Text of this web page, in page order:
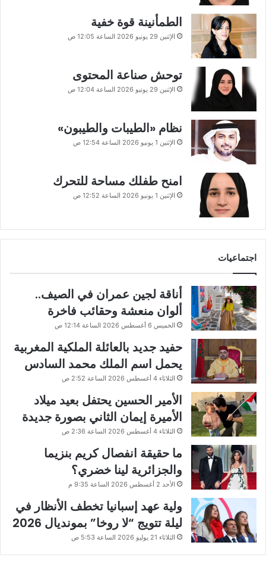
الطمأنينة قوة خفية
الإثنين 29 يونيو 2026 الساعة 12:05 ص
توحش صناعة المحتوى
الإثنين 29 يونيو 2026 الساعة 12:04 ص
نظام «الطيبات والطيبون»
الإثنين 1 يونيو 2026 الساعة 12:54 ص
امنح طفلك مساحة للتحرك
الإثنين 1 يونيو 2026 الساعة 12:52 ص
اجتماعيات
أناقة لجين عمران في الصيف..
ألوان منعشة وحقائب فاخرة
الخميس 6 أغسطس 2026 الساعة 12:14 ص
حفيد جديد بالعائلة الملكية المغربية
يحمل اسم الملك محمد السادس
الثلاثاء 4 أغسطس 2026 الساعة 2:52 ص
الأمير الحسين يحتفل بعيد ميلاد
الأميرة إيمان الثاني بصورة جديدة
الثلاثاء 4 أغسطس 2026 الساعة 2:36 ص
ما حقيقة انفصال كريم بنزيما
والجزائرية لينا خضري؟
الأحد 2 أغسطس 2026 الساعة 9:35 م
ولية عهد إسبانيا تخطف الأنظار في
ليلة تتويج “لا روخا” بمونديال 2026
الثلاثاء 21 يوليو 2026 الساعة 5:53 ص